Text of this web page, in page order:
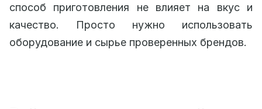
способ приготовления не влияет на вкус и
качество. Просто нужно использовать
оборудование и сырье проверенных брендов.